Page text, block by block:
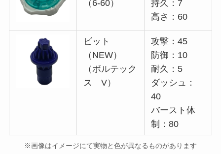
（6-60）
持久：7
高さ：60
ビット
（NEW）
（ボルテック
ス V）
攻撃：45
防御：10
耐久：5
ダッシュ：
40
バースト体
制：80
※画像はイメージにて実物と色が異なるものがあります